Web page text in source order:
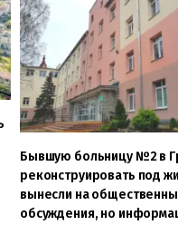
Бывшую больницу №2 в
реконструировать под
вынесли на
обсуждения, но